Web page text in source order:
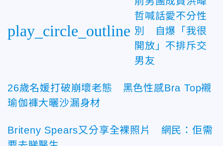
play_circle_outline
哲喊話愛不分性
別 自爆「我很
開放」不排斥交
男友
26歲名媛打破崩壞老態 黑色性感Bra Top襯
瑜伽褲大曬沙漏身材
Briteny Spears又分享全裸照片 網民：佢需